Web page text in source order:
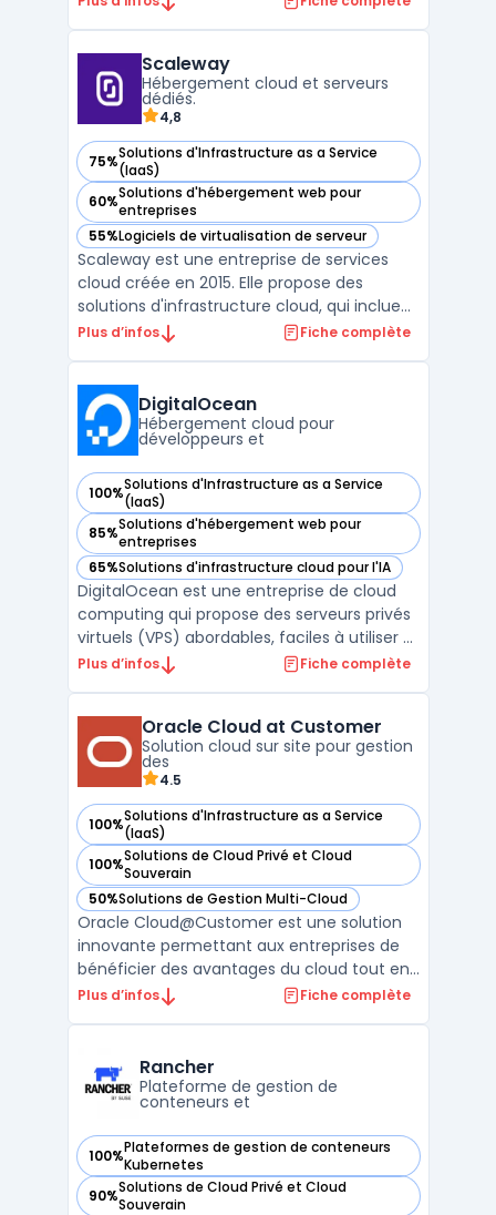
unifié, cette infrastructure permet de
réduire consi ...
Scaleway
Hébergement cloud et serveurs
dédiés.
4,8
75%Solutions d'Infrastructure as a Service
(IaaS)
— voir Scaleway dans cette catégorie
60%Solutions d'hébergement web pour
entreprises
— voir Scaleway dans cette catégorie
55%Logiciels de virtualisation de serveur
— voir Scaleway dans cette catégorie
Scaleway est une entreprise de services
cloud créée en 2015. Elle propose des
solutions d'infrastructure cloud, qui incluent
notamment des offres d'hébergement
offre d'instances Bare Metal, qui combine
les avantages de ...
Plus d’infos Fiche complète
DigitalOcean
Hébergement cloud pour
développeurs et
100%Solutions d'Infrastructure as a Service
(IaaS)
— voir DigitalOcean dans cette catégorie
85%Solutions d'hébergement web pour
entreprises
— voir DigitalOcean dans cette catégorie
65%Solutions d'infrastructure cloud pour l'IA
— voir DigitalOcean dans cette catégorie
DigitalOcean est une entreprise de cloud
computing qui propose des serveurs privés
virtuels (VPS) abordables, faciles à utiliser et
rapides. Avec plus de 12 ans d'expérience,
de données et des espaces de stockage. L
...
Plus d’infos Fiche complète
Oracle Cloud at Customer
Solution cloud sur site pour gestion
des
4.5
100%Solutions d'Infrastructure as a Service
(IaaS)
— voir Oracle Cloud at Customer dans cette catégorie
100%Solutions de Cloud Privé et Cloud
Souverain
— voir Oracle Cloud at Customer dans cette catégorie
50%Solutions de Gestion Multi-Cloud
— voir Oracle Cloud at Customer dans cette catégorie
Oracle Cloud@Customer est une solution
innovante permettant aux entreprises de
bénéficier des avantages du cloud tout en
gardant leurs données sur site. Cette offre
géré, déployé directement dans les centres
de donn ...
Plus d’infos Fiche complète
Rancher
Plateforme de gestion de
conteneurs et
100%Plateformes de gestion de conteneurs
Kubernetes
— voir Rancher dans cette catégorie
90%Solutions de Cloud Privé et Cloud
Souverain
— voir Rancher dans cette catégorie